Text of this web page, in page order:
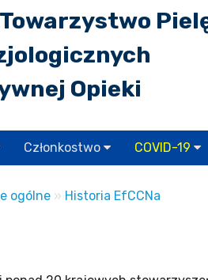
Opieki
Członkostwo COVID-19
ogólne » Historia EfCCNa